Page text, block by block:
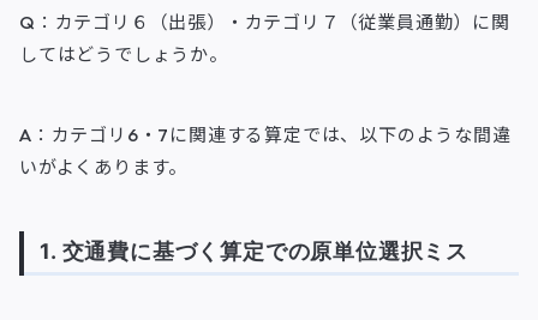
Q：カテゴリ６（出張）・カテゴリ７（従業員通勤）に関
してはどうでしょうか。
A：カテゴリ6・7に関連する算定では、以下のような間違
いがよくあります。
1. 交通費に基づく算定での原単位選択ミス